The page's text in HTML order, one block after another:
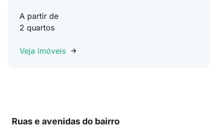
A partir de
2 quartos
Veja imóveis
Ruas e avenidas do bairro